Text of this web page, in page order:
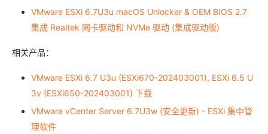
VMware ESXi 6.7U3u macOS Unlocker & OEM BIOS 2.7
集成 Realtek 网卡驱动和 NVMe 驱动 (集成驱动版)
相关产品：
VMware ESXi 6.7 U3u (ESXi670-202403001), ESXi 6.5 U
3v (ESXi650-202403001) 下载
VMware vCenter Server 6.7U3w (安全更新) - ESXi 集中管
理软件